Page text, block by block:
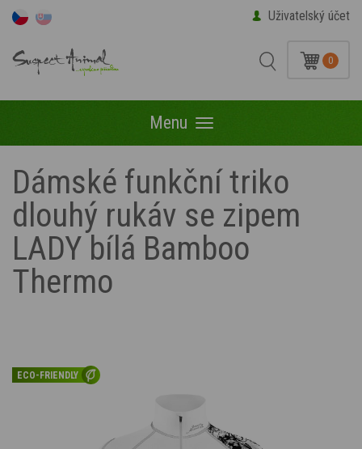
Uživatelský účet
0
Menu Menu
Dámské funkční triko
dlouhý rukáv se zipem
LADY bílá Bamboo
Thermo
ECO-FRIENDLY